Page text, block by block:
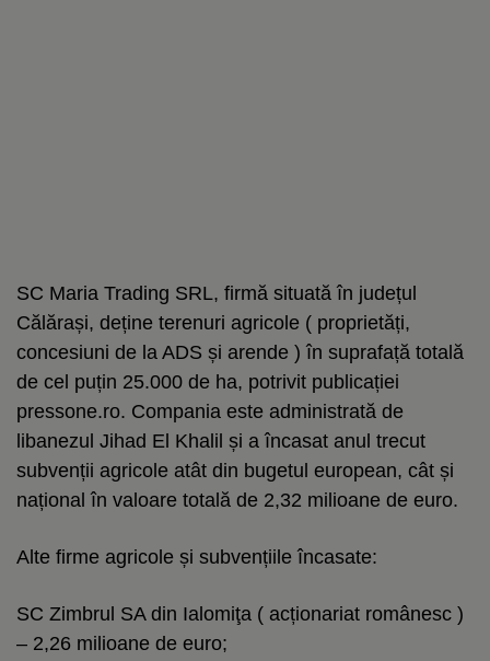
SC Maria Trading SRL, firmă situată în județul
Călărași, deține terenuri agricole ( proprietăți,
concesiuni de la ADS și arende ) în suprafață totală
de cel puțin 25.000 de ha, potrivit publicației
pressone.ro. Compania este administrată de
libanezul Jihad El Khalil și a încasat anul trecut
subvenții agricole atât din bugetul european, cât și
național în valoare totală de 2,32 milioane de euro.
Alte firme agricole și subvențiile încasate:
SC Zimbrul SA din Ialomiţa ( acționariat românesc )
– 2,26 milioane de euro;